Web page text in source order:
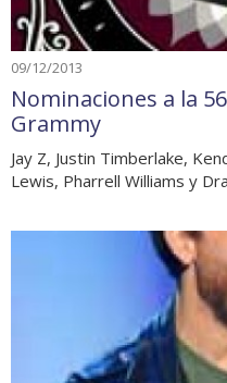
09/12/2013
Nominaciones a la
Grammy
Jay Z, Justin Timberlake,
Lewis, Pharrell Williams y